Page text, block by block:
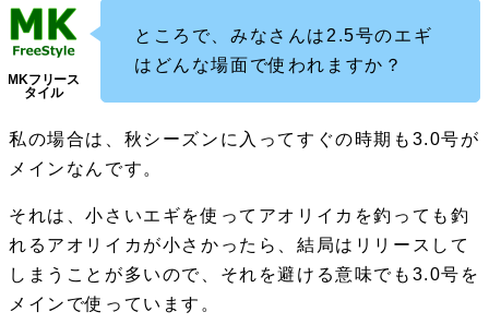
ところで、みなさんは2.5号のエギ
はどんな場面で使われますか？
私の場合は、秋シーズンに入ってすぐの時期も3.0号が
メインなんです。
それは、小さいエギを使ってアオリイカを釣っても釣
れるアオリイカが小さかったら、結局はリリースして
しまうことが多いので、それを避ける意味でも3.0号を
メインで使っています。